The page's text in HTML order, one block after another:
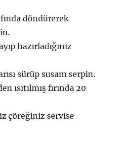
döndürerek
hazırladığınız
sürüp susam serpin.
ısıtılmış fırında 20
çöreğiniz servise